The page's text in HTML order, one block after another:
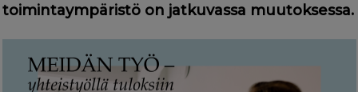
toimintaympäristö on jatkuvassa muutoksessa.